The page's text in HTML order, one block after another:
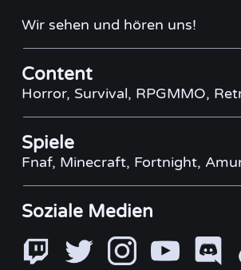
Wir sehen und hören uns!
Content
Horror, Survival, RPGMMO,
Spiele
Fnaf, Minecraft, Fortnight,
Soziale Medien